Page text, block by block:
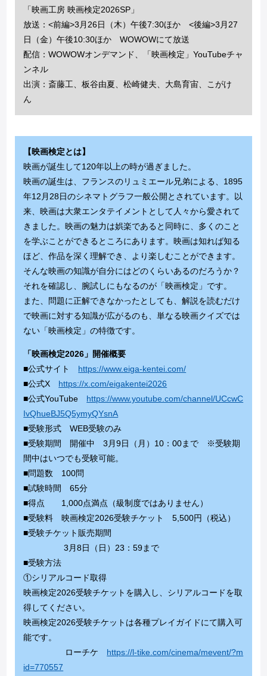
「映画工房 映画検定2026SP」
放送：<前編>3月26日（木）午後7:30ほか <後編>3月27
日（金）午後10:30ほか WOWOWにて放送
配信：WOWOWオンデマンド、「映画検定」YouTubeチャ
ンネル
出演：斎藤工、板谷由夏、松崎健夫、大島育宙、こがけ
ん
【映画検定とは】
映画が誕生して120年以上の時が過ぎました。
映画の誕生は、フランスのリュミエール兄弟による、1895
年12月28日のシネマトグラフ一般公開とされています。以
来、映画は大衆エンタテイメントとして人々から愛されて
きました。映画の魅力は娯楽であると同時に、多くのこと
を学ぶことができるところにあります。映画は知れば知る
ほど、作品を深く理解でき、より楽しむことができます。
そんな映画の知識が自分にはどのくらいあるのだろうか？
それを確認し、腕試しにもなるのが「映画検定」です。
また、問題に正解できなかったとしても、解説を読むだけ
で映画に対する知識が広がるのも、単なる映画クイズでは
ない「映画検定」の特徴です。
「映画検定2026」開催概要
■公式サイト https://www.eiga-kentei.com/
■公式X https://x.com/eigakentei2026
■公式YouTube https://www.youtube.com/channel/UCcwC
IvQhueBJ5Q5ymyQYsnA
■受験形式 WEB受験のみ
■受験期間 開催中 3月9日（月）10：00まで ※受験期
間中はいつでも受験可能。
■問題数 100問
■試験時間 65分
■得点 1,000点満点（級制度ではありません）
■受験料 映画検定2026受験チケット 5,500円（税込）
■受験チケット販売期間
3月8日（日）23：59まで
■受験方法
①シリアルコード取得
映画検定2026受験チケットを購入し、シリアルコードを取
得してください。
映画検定2026受験チケットは各種プレイガイドにて購入可
能です。
ローチケ https://l-tike.com/cinema/mevent/?m
id=770557